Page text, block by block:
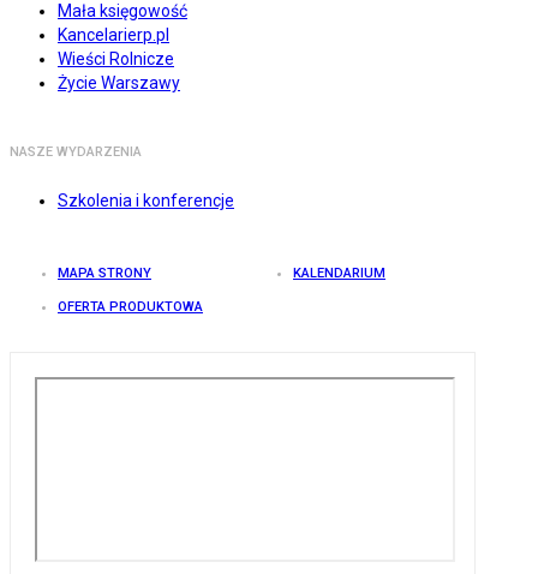
Mała księgowość
Kancelarierp.pl
Wieści Rolnicze
Życie Warszawy
NASZE WYDARZENIA
Szkolenia i konferencje
MAPA STRONY KALENDARIUM
OFERTA PRODUKTOWA